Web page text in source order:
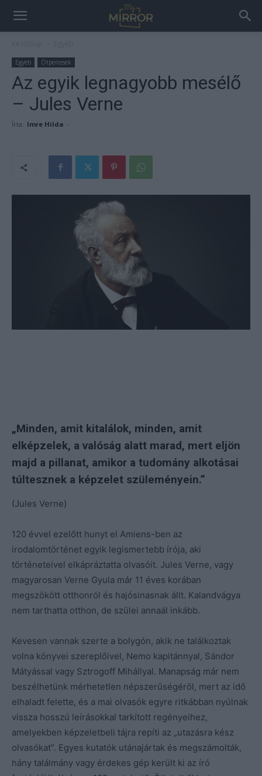
Egyéb Ötpercesek
Az egyik legnagyobb mesélő
– Jules Verne
Írta: Imre Hilda -
„Minden, amit kitalálok, minden, amit
elképzelek, a valóság alatt marad, mert eljön
majd a pillanat, amikor a tudomány alkotásai
túltesznek a képzelet szüleményein.”
(Jules Verne)
120 évvel ezelőtt hunyt el Amiens-ben az
irodalomtörténet egyik legismertebb írója, aki
történeteivel elkápráztatta olvasóit. Jules Verne, vagy
magyarosan Verne Gyula már 11 éves korában
megszökött otthonról és hajósinasnak állt. Kalandvágya
nem tarthatta otthon, de szülei annaál inkább.
Kevesen vannak szerte a bolygón, akik ne találkoztak
volna könyvei szereplőivel, Nemo kapitánnyal, Sándor
Mátyással vagy Sztrogoff Mihállyal. Manapság már nem
beszélhetünk mérhetetlen népszerűségéről, mert az idő
elhaladt felette, és a mai olvasók egyre ritkábban nyúlnak
vissza hosszú leírásokkal tarkított regényeihez,
amelyekben képzeletbeli tájra repíti az „utazásra kész
olvasókat”. Egyes kutatók utánajártak és megszámolták,
hány találmány vagy érdekes gép került ki az író